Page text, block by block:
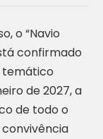
o “Navio
confirmado
temático
de 2027, a
de todo o